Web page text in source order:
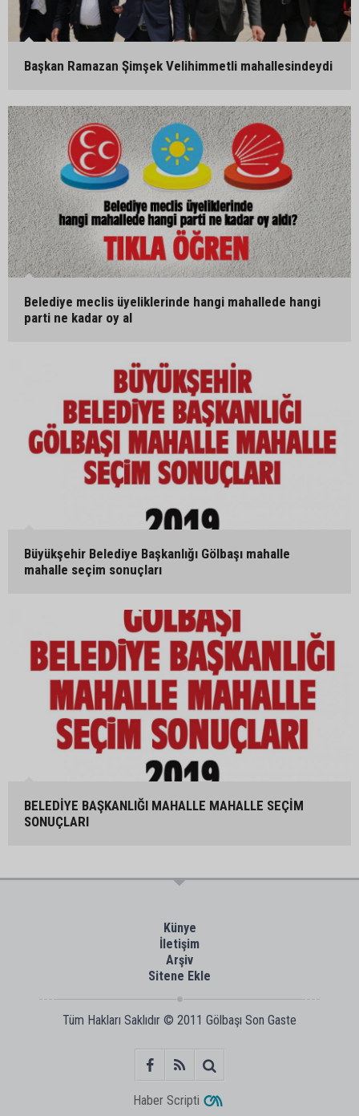
Başkan Ramazan Şimşek Velihimmetli mahallesindeydi
Belediye meclis üyeliklerinde hangi mahallede hangi
parti ne kadar oy al
Büyükşehir Belediye Başkanlığı Gölbaşı mahalle
mahalle seçim sonuçları
BELEDİYE BAŞKANLIĞI MAHALLE MAHALLE SEÇİM
SONUÇLARI
Künye
İletişim
Arşiv
Sitene Ekle
Tüm Hakları Saklıdır © 2011 Gölbaşı Son Gaste
Haber Scripti